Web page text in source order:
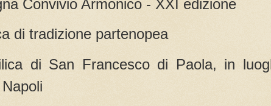
Convivio Armonico - XXI edizione
di tradizione partenopea
di San Francesco di Paola, in